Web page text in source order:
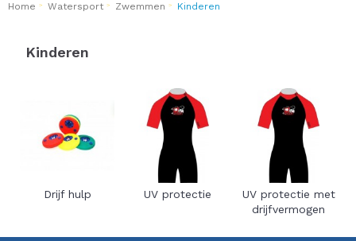
Home Watersport Zwemmen Kinderen
Kinderen
Drijf hulp UV protectie
UV protectie met
drijfvermogen